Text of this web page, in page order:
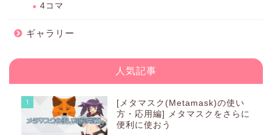
4コマ
ギャラリー
人気記事
1
[メタマスク(Metamask)の使い
方・応用編] メタマスクをさらに
便利に使おう